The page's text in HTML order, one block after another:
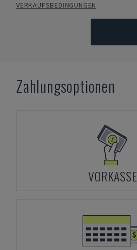
VERKAUFSBEDINGUNGEN
Zahlungsoptionen
VORKASSE